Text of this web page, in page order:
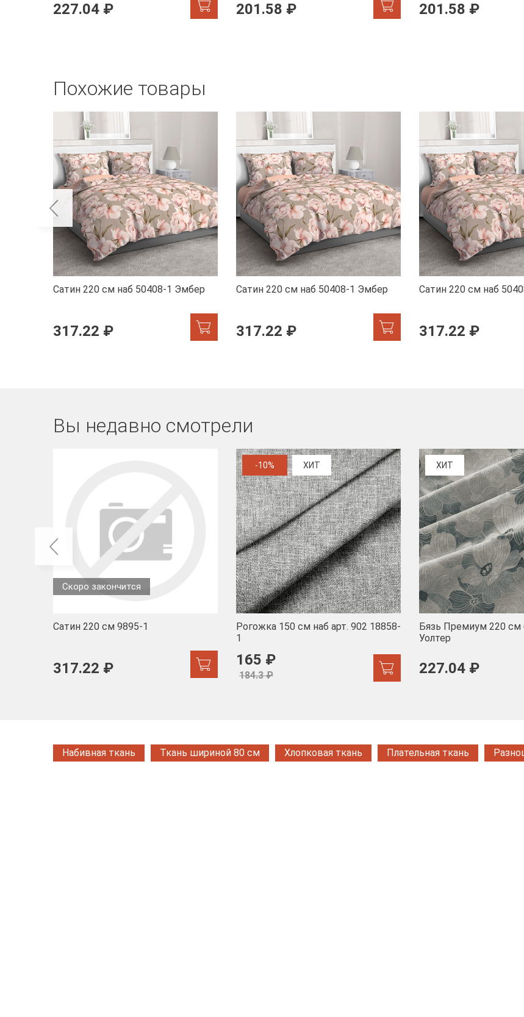
227.04 ₽ 201.58 ₽ 201.58 ₽
Похожие товары
Сатин 220 см наб 50408-1 Эмбер
317.22 ₽
Сатин 220 см наб 50408-1 Эмбер
317.22 ₽
Сатин 220 см наб
317.22 ₽
Вы недавно смотрели
Скоро закончится
Сатин 220 см 9895-1
317.22 ₽
-10% ХИТ
Рогожка 150 см наб арт. 902 18858-
1
165 ₽
184.3 ₽
ХИТ
Бязь Премиум 220 см
Уолтер
227.04 ₽
Набивная ткань Ткань шириной 80 см Хлопковая ткань Плательная ткань